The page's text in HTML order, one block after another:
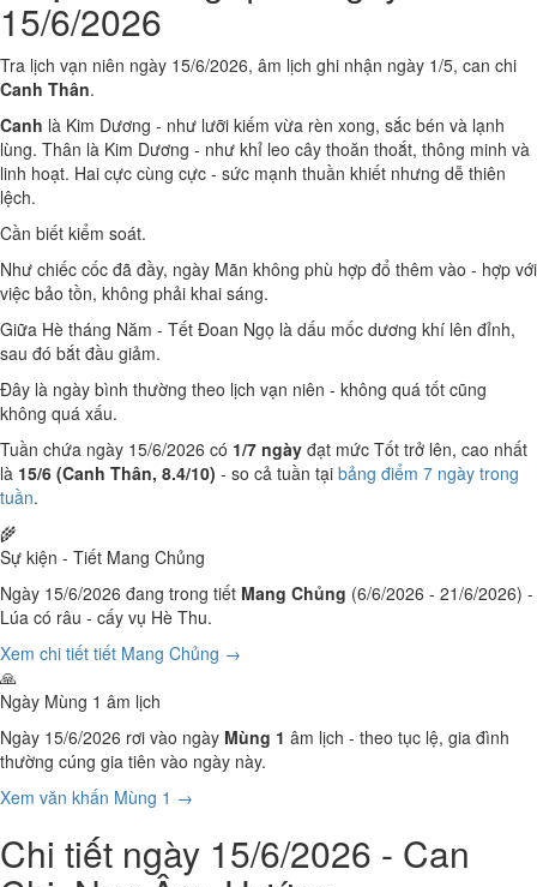
15/6/2026
Tra lịch vạn niên ngày 15/6/2026, âm lịch ghi nhận ngày 1/5, can chi
Canh Thân.
Canh là Kim Dương - như lưỡi kiếm vừa rèn xong, sắc bén và lạnh
lùng. Thân là Kim Dương - như khỉ leo cây thoăn thoắt, thông minh và
linh hoạt. Hai cực cùng cực - sức mạnh thuần khiết nhưng dễ thiên
lệch.
Cần biết kiểm soát.
Như chiếc cốc đã đầy, ngày Mãn không phù hợp đổ thêm vào - hợp với
việc bảo tồn, không phải khai sáng.
Giữa Hè tháng Năm - Tết Đoan Ngọ là dấu mốc dương khí lên đỉnh,
sau đó bắt đầu giảm.
Đây là ngày bình thường theo lịch vạn niên - không quá tốt cũng
không quá xấu.
Tuần chứa ngày 15/6/2026 có 1/7 ngày đạt mức Tốt trở lên, cao nhất
là 15/6 (Canh Thân, 8.4/10) - so cả tuần tại bảng điểm 7 ngày trong
tuần.
🌾
Sự kiện - Tiết Mang Chủng
Ngày 15/6/2026 đang trong tiết Mang Chủng (6/6/2026 - 21/6/2026) -
Lúa có râu - cấy vụ Hè Thu.
Xem chi tiết tiết Mang Chủng →
🙏
Ngày Mùng 1 âm lịch
Ngày 15/6/2026 rơi vào ngày Mùng 1 âm lịch - theo tục lệ, gia đình
thường cúng gia tiên vào ngày này.
Xem văn khấn Mùng 1 →
Chi tiết ngày 15/6/2026 - Can